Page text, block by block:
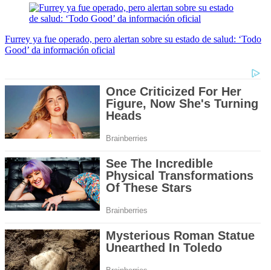
Furrey ya fue operado, pero alertan sobre su estado de salud: ‘Todo
Good’ da información oficial